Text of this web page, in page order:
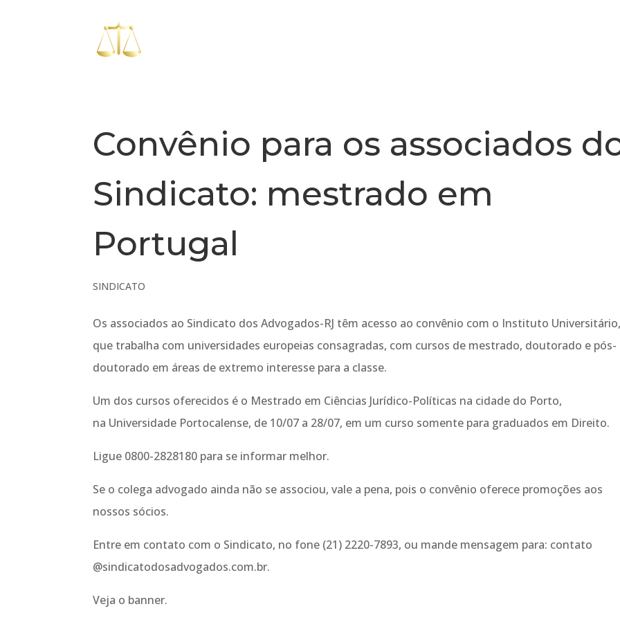
Convênio para os associados
Sindicato: mestrado em
Portugal
SINDICATO
Os associados ao Sindicato dos Advogados-RJ têm acesso ao convênio com o Instituto
que trabalha com universidades europeias consagradas, com cursos de mestrado, doutorado e pós-
doutorado em áreas de extremo interesse para a classe.
Um dos cursos oferecidos é o Mestrado em Ciências Jurídico-Políticas na cidade do Porto,
na Universidade Portocalense, de 10/07 a 28/07, em um curso somente para graduados em Direito.
Ligue 0800-2828180 para se informar melhor.
Se o colega advogado ainda não se associou, vale a pena, pois o convênio oferece promoções aos
nossos sócios.
Entre em contato com o Sindicato, no fone (21) 2220-7893, ou mande mensagem para: contato
@sindicatodosadvogados.com.br.
Veja o banner.